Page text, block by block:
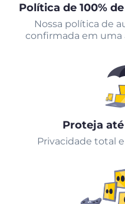
Política de 100%
Nossa política de
confirmada em
Proteja
Privacidade total